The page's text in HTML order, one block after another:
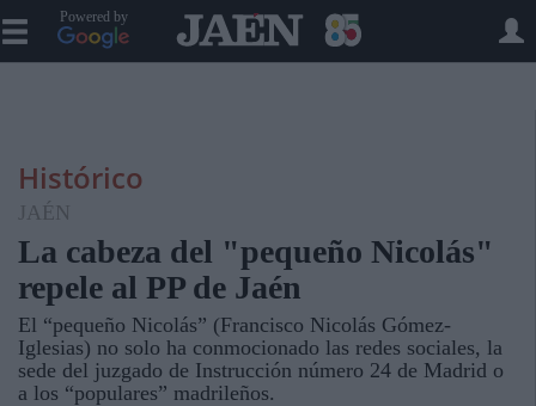
Powered by
Histórico
JAÉN
La cabeza del "pequeño Nicolás"
repele al PP de Jaén
El “pequeño Nicolás” (Francisco Nicolás Gómez-
Iglesias) no solo ha conmocionado las redes sociales, la
sede del juzgado de Instrucción número 24 de Madrid o
a los “populares” madrileños.